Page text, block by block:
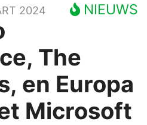
NIEUWS
2024
The
en Europa
Microsoft